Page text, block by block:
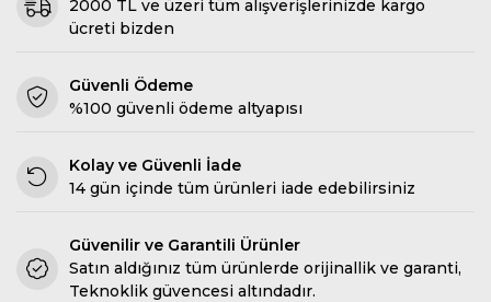
2000 TL ve üzeri tüm alışverişlerinizde kargo
ücreti bizden
Güvenli Ödeme
%100 güvenli ödeme altyapısı
Kolay ve Güvenli İade
14 gün içinde tüm ürünleri iade edebilirsiniz
Güvenilir ve Garantili Ürünler
Satın aldığınız tüm ürünlerde orijinallik ve garanti,
Teknoklik güvencesi altındadır.